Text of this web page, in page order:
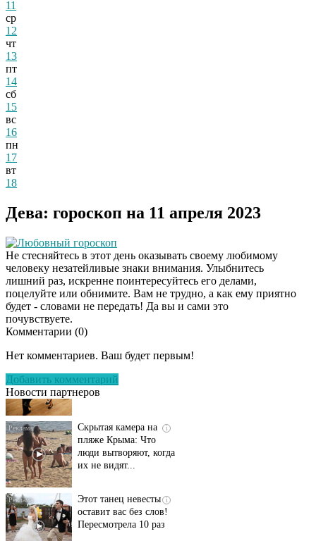
11
ср
12
чт
13
пт
14
сб
15
вс
16
пн
17
вт
18
Дева: гороскоп на 11 апреля 2023
Любовный гороскоп
Не стесняйтесь в этот день оказывать своему любимому
человеку незатейливые знаки внимания. Улыбнитесь
лишний раз, искренне поинтересуйтесь его делами,
поцелуйте или обнимите. Вам не трудно, а как ему приятно
будет - словами не передать! Да вы и сами это
почувствуете.
Комментарии (0)
Нет комментариев. Ваш будет первым!
Добавить комментарий
Новости партнеров
Ролик длится
смеяться вы будете
долго
люди вытворяют, когда
их не видят...
Пересмотрела 10 раз